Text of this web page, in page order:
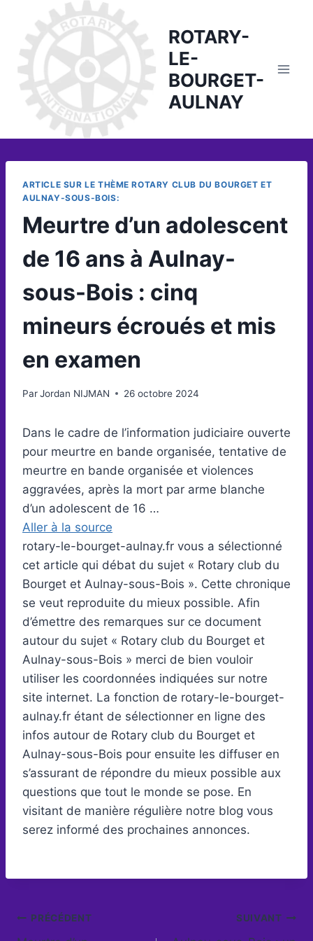
content
ROTARY-
LE-
BOURGET-
AULNAY
ARTICLE SUR LE THÈME ROTARY CLUB DU BOURGET ET
AULNAY-SOUS-BOIS:
Meurtre d’un adolescent
de 16 ans à Aulnay-
sous-Bois : cinq
mineurs écroués et mis
en examen
ParJordan NIJMAN 26 octobre 2024
Dans le cadre de l’information judiciaire ouverte
pour meurtre en bande organisée, tentative de
meurtre en bande organisée et violences
aggravées, après la mort par arme blanche
d’un adolescent de 16 …
Aller à la source
rotary-le-bourget-aulnay.fr vous a sélectionné
cet article qui débat du sujet « Rotary club du
Bourget et Aulnay-sous-Bois ». Cette chronique
se veut reproduite du mieux possible. Afin
d’émettre des remarques sur ce document
autour du sujet « Rotary club du Bourget et
Aulnay-sous-Bois » merci de bien vouloir
utiliser les coordonnées indiquées sur notre
site internet. La fonction de rotary-le-bourget-
aulnay.fr étant de sélectionner en ligne des
infos autour de Rotary club du Bourget et
Aulnay-sous-Bois pour ensuite les diffuser en
s’assurant de répondre du mieux possible aux
questions que tout le monde se pose. En
visitant de manière régulière notre blog vous
serez informé des prochaines annonces.
Navigation
PRÉCÉDENT SUIVANT